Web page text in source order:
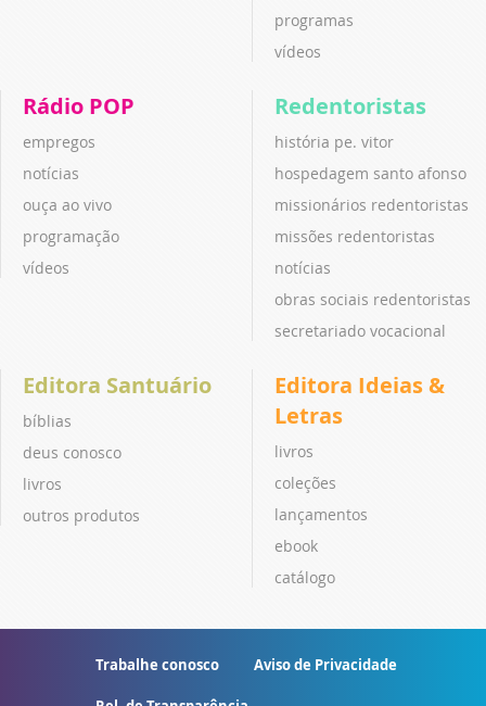
programas
vídeos
Rádio POP
empregos
notícias
ouça ao vivo
programação
vídeos
Redentoristas
história pe. vitor
hospedagem santo afonso
missionários redentoristas
missões redentoristas
notícias
obras sociais redentoristas
secretariado vocacional
Editora Santuário
bíblias
deus conosco
livros
outros produtos
Editora Ideias &
Letras
livros
coleções
lançamentos
ebook
catálogo
Trabalhe conosco Aviso de Privacidade